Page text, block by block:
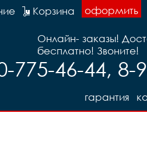
оформить
Корзина
Онлайн- заказы!
бесплатно! Звоните!
775-46-44, 8-
гарантия